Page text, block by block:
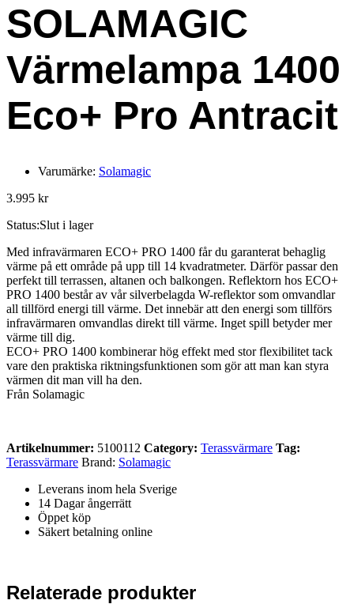
SOLAMAGIC
Värmelampa 1400
Eco+ Pro Antracit
Varumärke: Solamagic
3.995 kr
Status:Slut i lager
Med infravärmaren ECO+ PRO 1400 får du garanterat behaglig
värme på ett område på upp till 14 kvadratmeter. Därför passar den
perfekt till terrassen, altanen och balkongen. Reflektorn hos ECO+
PRO 1400 består av vår silverbelagda W-reflektor som omvandlar
all tillförd energi till värme. Det innebär att den energi som tillförs
infravärmaren omvandlas direkt till värme. Inget spill betyder mer
värme till dig.
ECO+ PRO 1400 kombinerar hög effekt med stor flexibilitet tack
vare den praktiska riktningsfunktionen som gör att man kan styra
värmen dit man vill ha den.
Från Solamagic
Artikelnummer: 5100112 Category: Terassvärmare Tag:
Terassvärmare Brand: Solamagic
Leverans inom hela Sverige
14 Dagar ångerrätt
Öppet köp
Säkert betalning online
Relaterade produkter